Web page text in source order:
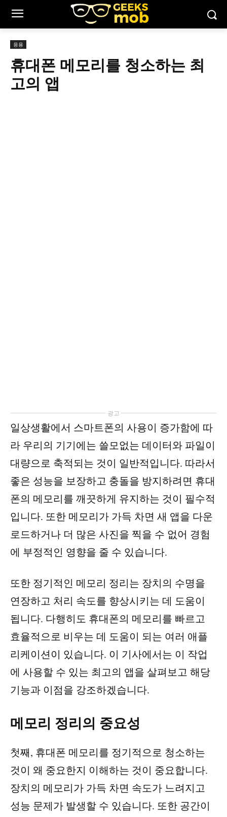
응용
휴대폰 메모리를 청소하는 최
고의 앱
광고
일상생활에서 스마트폰의 사용이 증가함에 따
라 우리의 기기에는 쓸모없는 데이터와 파일이
대량으로 축적되는 것이 일반적입니다. 따라서
좋은 성능을 보장하고 충돌을 방지하려면 휴대
폰의 메모리를 깨끗하게 유지하는 것이 필수적
입니다. 또한 메모리가 가득 차면 새 앱을 다운
로드하거나 더 많은 사진을 찍을 수 없어 경험
에 부정적인 영향을 줄 수 있습니다.
또한 정기적인 메모리 정리는 장치의 수명을
연장하고 처리 속도를 향상시키는 데 도움이
됩니다. 다행히도 휴대폰의 메모리를 빠르고
효율적으로 비우는 데 도움이 되는 여러 애플
리케이션이 있습니다. 이 기사에서는 이 작업
에 사용할 수 있는 최고의 앱을 살펴보고 해당
기능과 이점을 강조하겠습니다.
메모리 정리의 중요성
첫째, 휴대폰 메모리를 정기적으로 청소하는
것이 왜 중요한지 이해하는 것이 중요합니다.
장치의 메모리가 가득 차면 속도가 느려지고
성능 문제가 발생할 수 있습니다. 또한 공간이